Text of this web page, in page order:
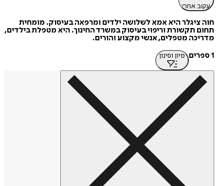
עקוב אחרי
חוה ציגלר היא אמא לשלושה ילדים ומרפאה בעיסוק. מומחית
תחום תקשורת וריפוי בעיסוק במשרד החינוך. היא מטפלת בילדים,
מדריכה מטפלים, אנשי מקצוע והורים.
1 ספרים
מיון וסינון